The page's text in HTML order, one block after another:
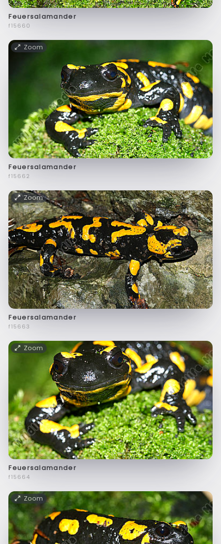
Feuersalamander
f15660
Zoom
Feuersalamander
f15662
Zoom
Feuersalamander
f15663
Zoom
Feuersalamander
f15664
Zoom